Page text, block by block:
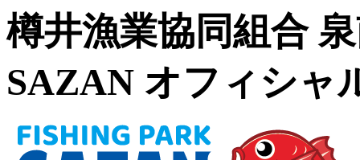
樽井漁業協同組合
SAZAN オフィシャ